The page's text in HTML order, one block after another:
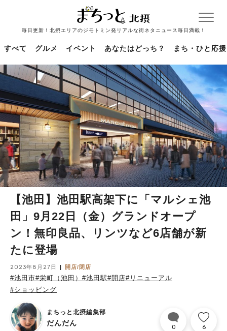
毎日更新！北摂エリアのジモトミン発リアルな街ネタニュース毎日満載！
すべて グルメ イベント あなたはどっち？ まち・ひと応援
【池田】池田駅高架下に「マルシェ池
田」9月22日（金）グランドオープ
ン！無印良品、リンツなど6店舗が新
たに登場
2023年8月27日 開店/閉店
#池田市#栄町（池田） #池田駅#開店#リニューアル
#ショッピング
まちっと北摂編集部
だんだん 0 6